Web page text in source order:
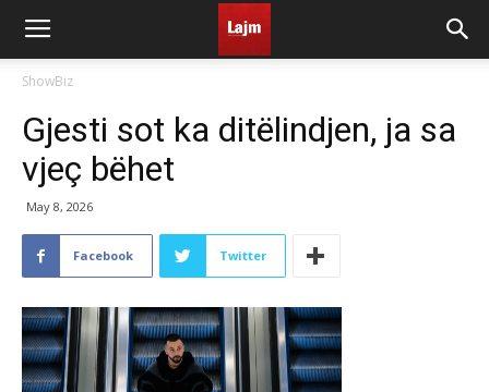
ShowBiz
Gjesti sot ka ditëlindjen, ja sa
vjeç bëhet
May 8, 2026
Facebook Twitter